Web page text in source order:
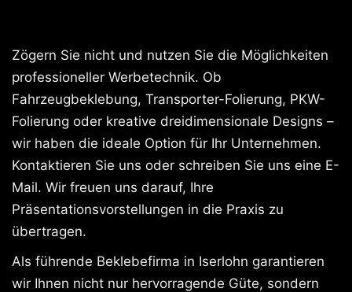
Zögern Sie nicht und nutzen Sie die Möglichkeiten
professioneller Werbetechnik. Ob
Fahrzeugbeklebung, Transporter-Folierung, PKW-
Folierung oder kreative dreidimensionale Designs –
wir haben die ideale Option für Ihr Unternehmen.
Kontaktieren Sie uns oder schreiben Sie uns eine E-
Mail. Wir freuen uns darauf, Ihre
Präsentationsvorstellungen in die Praxis zu
übertragen.
Als führende Beklebefirma in Iserlohn garantieren
wir Ihnen nicht nur hervorragende Güte, sondern